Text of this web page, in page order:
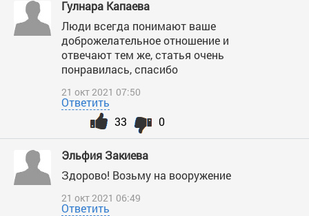
Гулнара Капаева
Люди всегда понимают ваше
доброжелательное отношение и
отвечают тем же, статья очень
понравилась, спасибо
21 окт 2021 07:50
Ответить
0
33
Эльфия Закиева
Здорово! Возьму на вооружение
21 окт 2021 06:49
Ответить